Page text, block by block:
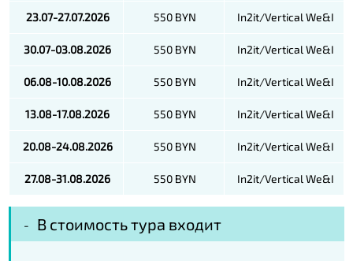
23.07-27.07.2026 550 BYN In2it/Vertical We&I
30.07-03.08.2026 550 BYN In2it/Vertical We&I
06.08-10.08.2026 550 BYN In2it/Vertical We&I
13.08-17.08.2026 550 BYN In2it/Vertical We&I
20.08-24.08.2026 550 BYN In2it/Vertical We&I
27.08-31.08.2026 550 BYN In2it/Vertical We&I
В стоимость тура входит